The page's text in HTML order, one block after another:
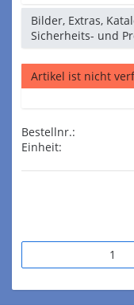
Bilder, Extras,
Sicherheits- und
Artikel ist nicht
Bestellnr.:
Einheit: